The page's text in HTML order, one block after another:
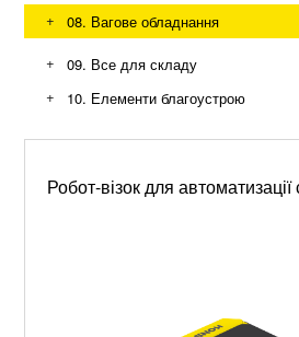
+
08. Вагове обладнання
+
09. Все для складу
+
10. Елементи благоустрою
Робот-візок для автоматизації